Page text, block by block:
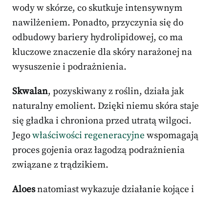
wody w skórze, co skutkuje intensywnym
nawilżeniem. Ponadto, przyczynia się do
odbudowy bariery hydrolipidowej, co ma
kluczowe znaczenie dla skóry narażonej na
wysuszenie i podrażnienia.
Skwalan, pozyskiwany z roślin, działa jak
naturalny emolient. Dzięki niemu skóra staje
się gładka i chroniona przed utratą wilgoci.
Jegowłaściwości regeneracyjne wspomagają
proces gojenia oraz łagodzą podrażnienia
związane z trądzikiem.
Aloesnatomiast wykazuje działanie kojące i